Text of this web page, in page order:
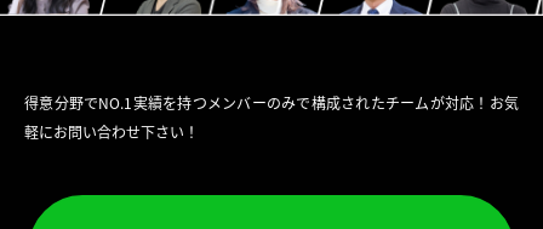
得意分野でNO.1実績を持つメンバーのみで構成されたチームが対応！お気
軽にお問い合わせ下さい！